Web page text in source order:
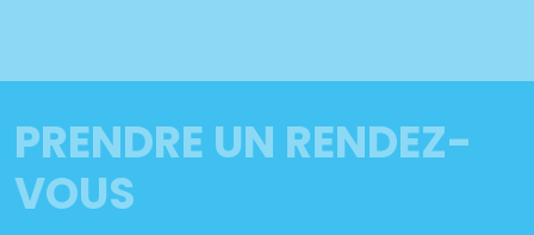
PRENDRE UN RENDEZ-
VOUS